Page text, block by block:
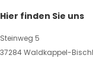
Hier finden Sie uns
Steinweg 5
37284 Waldkappel-